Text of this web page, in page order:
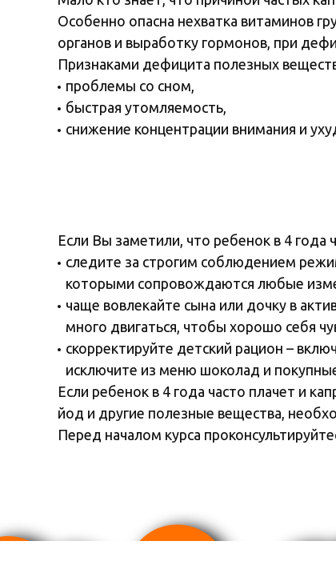
Особенно опасна нехватка витаминов
органов и выработку гормонов, при
Признаками дефицита полезных
проблемы со сном,
быстрая утомляемость,
снижение концентрации внимания и
Если Вы заметили, что ребенок в 4
следите за строгим соблюдением
которыми сопровождаются любые
чаще вовлекайте сына или дочку в
много двигаться, чтобы хорошо себя
скорректируйте детский рацион –
исключите из меню шоколад и
Если ребенок в 4 года часто плачет и
йод и другие полезные вещества,
Перед началом курса